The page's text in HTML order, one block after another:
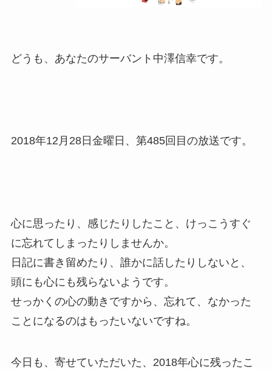
どうも、あなたのサーバント中澤信幸です。
2018年12月28日金曜日、第485回目の放送です。
心に思ったり、感じたりしたこと、けっこうすぐ
に忘れてしまったりしませんか。
日記に書き留めたり、誰かに話したりしないと、
頭にも心にも残らないようです。
せっかくの心の動きですから、忘れて、なかった
ことになるのはもったいないですね。
今日も、寄せていただいた、2018年心に残ったこ